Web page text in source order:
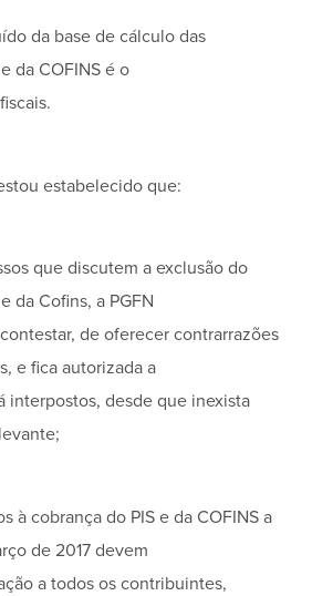
da base de cálculo das
da COFINS é o
estabelecido que:
que discutem a exclusão do
da Cofins, a PGFN
de oferecer contrarrazões
e fica autorizada a
interpostos, desde que inexista
à cobrança do PIS e da COFINS a
de 2017 devem
a todos os contribuintes,